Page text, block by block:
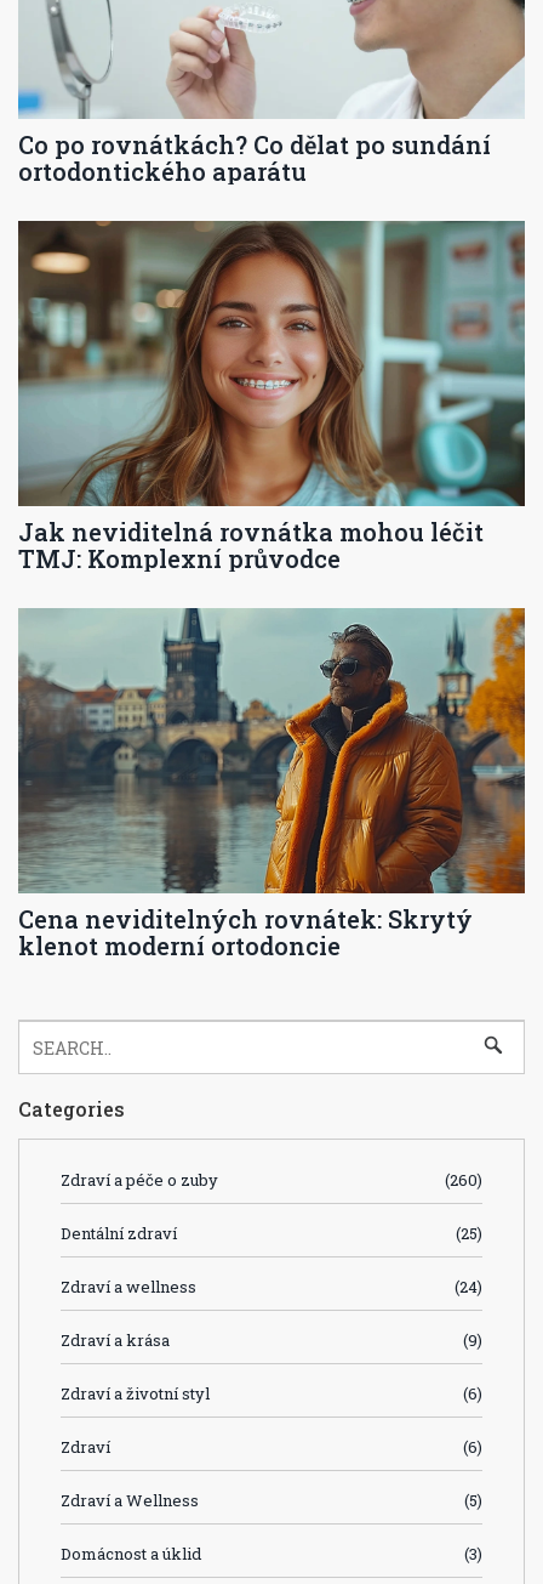
Co po rovnátkách? Co dělat po sundání
ortodontického aparátu
Jak neviditelná rovnátka mohou léčit
TMJ: Komplexní průvodce
Cena neviditelných rovnátek: Skrytý
klenot moderní ortodoncie
Categories
Zdraví a péče o zuby (260)
Dentální zdraví (25)
Zdraví a wellness (24)
Zdraví a krása (9)
Zdraví a životní styl (6)
Zdraví (6)
Zdraví a Wellness (5)
Domácnost a úklid (3)